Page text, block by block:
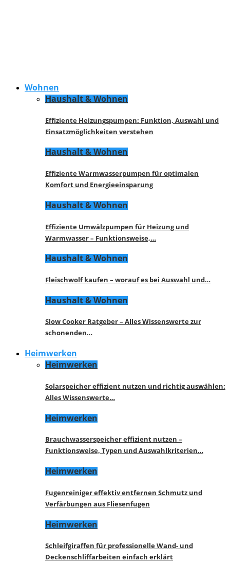
Wohnen
Haushalt & Wohnen
Effiziente Heizungspumpen: Funktion, Auswahl und
Einsatzmöglichkeiten verstehen
Haushalt & Wohnen
Effiziente Warmwasserpumpen für optimalen
Komfort und Energieeinsparung
Haushalt & Wohnen
Effiziente Umwälzpumpen für Heizung und
Warmwasser – Funktionsweise,…
Haushalt & Wohnen
Fleischwolf kaufen – worauf es bei Auswahl und…
Haushalt & Wohnen
Slow Cooker Ratgeber – Alles Wissenswerte zur
schonenden…
Heimwerken
Heimwerken
Solarspeicher effizient nutzen und richtig auswählen:
Alles Wissenswerte…
Heimwerken
Brauchwasserspeicher effizient nutzen –
Funktionsweise, Typen und Auswahlkriterien…
Heimwerken
Fugenreiniger effektiv entfernen Schmutz und
Verfärbungen aus Fliesenfugen
Heimwerken
Schleifgiraffen für professionelle Wand- und
Deckenschliffarbeiten einfach erklärt